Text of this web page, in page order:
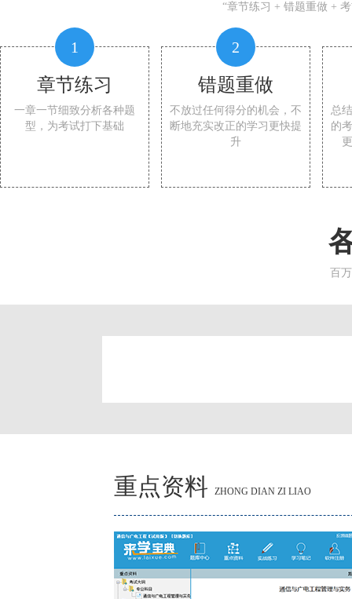
“章节练习 + 错题重做 +
1
章节练习
一章一节细致分析各种题
型，为考试打下基础
2
错题重做
不放过任何得分的机会，不
断地充实改正的学习更快提
升
总
的
百
重点资料 ZHONG DIAN ZI LIAO